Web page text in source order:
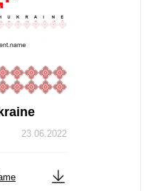
23.06.2022